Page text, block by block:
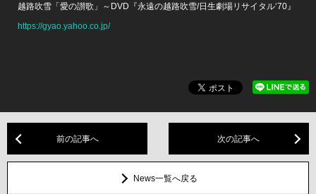
越路吹雪「愛の讃歌」～DVD『永遠の越路吹雪/日生劇場リサイタル‘70』
https://gyao.yahoo.co.jp/
前の記事へ 次の記事へ
News一覧へ戻る